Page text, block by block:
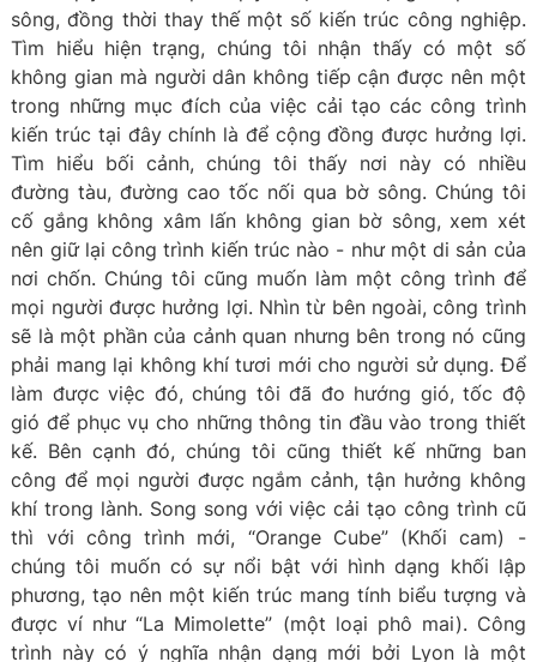
sông, đồng thời thay thế một số kiến trúc công nghiệp.
Tìm hiểu hiện trạng, chúng tôi nhận thấy có một số
không gian mà người dân không tiếp cận được nên một
trong những mục đích của việc cải tạo các công trình
kiến trúc tại đây chính là để cộng đồng được hưởng lợi.
Tìm hiểu bối cảnh, chúng tôi thấy nơi này có nhiều
đường tàu, đường cao tốc nối qua bờ sông. Chúng tôi
cố gắng không xâm lấn không gian bờ sông, xem xét
nên giữ lại công trình kiến trúc nào - như một di sản của
nơi chốn. Chúng tôi cũng muốn làm một công trình để
mọi người được hưởng lợi. Nhìn từ bên ngoài, công trình
sẽ là một phần của cảnh quan nhưng bên trong nó cũng
phải mang lại không khí tươi mới cho người sử dụng. Để
làm được việc đó, chúng tôi đã đo hướng gió, tốc độ
gió để phục vụ cho những thông tin đầu vào trong thiết
kế. Bên cạnh đó, chúng tôi cũng thiết kế những ban
công để mọi người được ngắm cảnh, tận hưởng không
khí trong lành. Song song với việc cải tạo công trình cũ
thì với công trình mới, “Orange Cube” (Khối cam) -
chúng tôi muốn có sự nổi bật với hình dạng khối lập
phương, tạo nên một kiến trúc mang tính biểu tượng và
được ví như “La Mimolette” (một loại phô mai). Công
trình này có ý nghĩa nhận dạng mới bởi Lyon là một